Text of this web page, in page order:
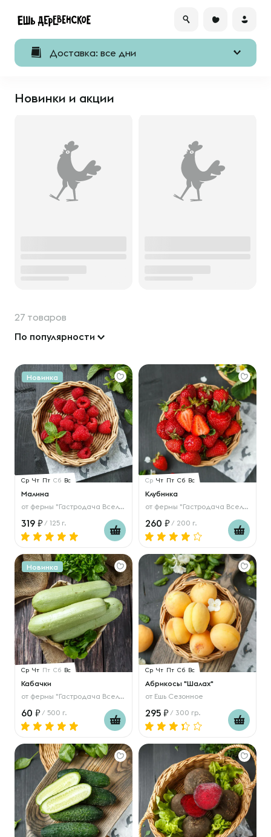
Доставка: все дни
Новинки и акции
27 товаров
По популярности
Новинка
Ср Чт Пт Сб Вс
Малина
от фермы "Гастродача Вселуг"
319 / 125 г.
Ср Чт Пт Сб Вс
Клубника
от фермы "Гастродача Вселуг"
260 / 200 г.
Новинка
Ср Чт Пт Сб Вс
Кабачки
от фермы "Гастродача Вселуг"
60 / 500 г.
Ср Чт Пт Сб Вс
Абрикосы "Шалах"
от Ешь Сезонное
295 / 300 гр.